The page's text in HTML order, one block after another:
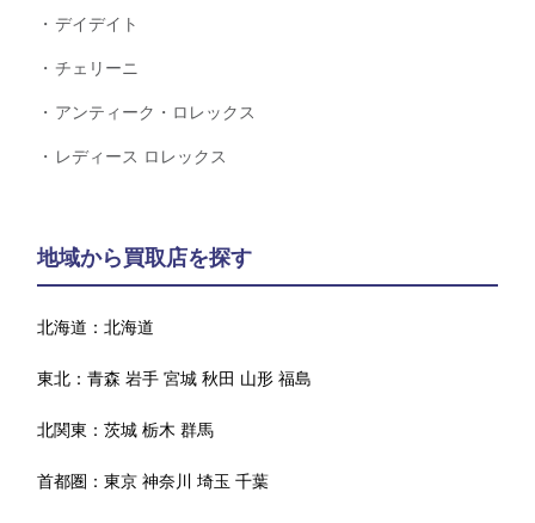
デイデイト
チェリーニ
アンティーク・ロレックス
レディース ロレックス
地域から買取店を探す
北海道：北海道
東北：青森 岩手 宮城 秋田 山形 福島
北関東：茨城 栃木 群馬
首都圏：東京 神奈川 埼玉 千葉